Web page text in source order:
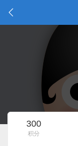
300
积分